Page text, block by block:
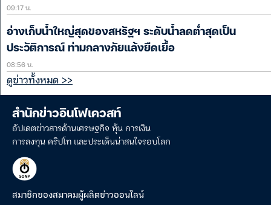
09:17 น.
อ่างเก็บน้ำใหญ่สุดของสหรัฐฯ ระดับน้ำลดต่ำสุดเป็น
ประวัติการณ์ ท่ามกลางภัยแล้งยืดเยื้อ
08:56 น.
ดูข่าวทั้งหมด >>
สำนักข่าวอินโฟเควสท์
อัปเดตข่าวสารด้านเศรษฐกิจ หุ้น การเงิน
การลงทุน คริปโท และประเด็นน่าสนใจรอบโลก
สมาชิกของสมาคมผู้ผลิตข่าวออนไลน์